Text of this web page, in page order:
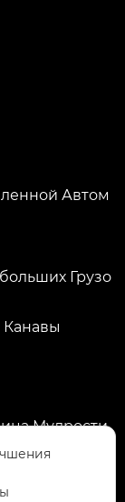
Автом
Грузо
Мудрости,
Хуэйшань,